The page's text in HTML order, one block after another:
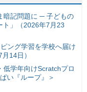
暗記問題に ─ 子どもの
ト」（2026年7月23
ング学習を学校へ届け
14日）
低学年向けScratchプロ
い『ループ』＞